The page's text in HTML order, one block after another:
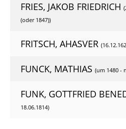
FRIES, JAKOB FRIEDRICH
(oder 1847))
FRITSCH, AHASVER
FUNCK, MATHIAS (um 1480 -
FUNK, GOTTFRIED
18.06.1814)